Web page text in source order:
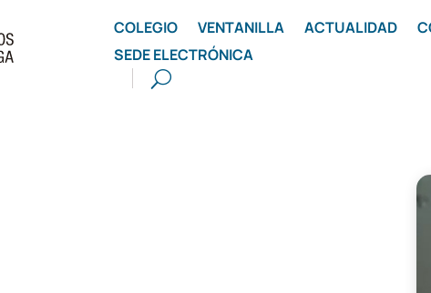
COLEGIO VENTANILLA ACTUALIDAD
SEDE ELECTRÓNICA